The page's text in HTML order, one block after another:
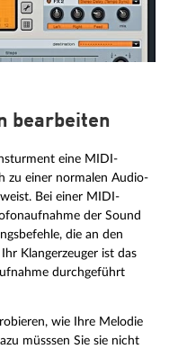
bearbeiten
eine MIDI-
zu einer normalen Audio-
Bei einer MIDI-
der Sound
die an den
Klangerzeuger ist das
durchgeführt
wie Ihre Melodie
müsssen Sie sie nicht